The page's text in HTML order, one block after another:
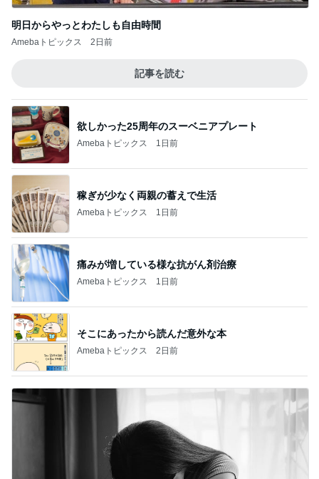
明日からやっとわたしも自由時間
Amebaトピックス 2日前
記事を読む
欲しかった25周年のスーベニアプレート
Amebaトピックス 1日前
稼ぎが少なく両親の蓄えで生活
Amebaトピックス 1日前
痛みが増している様な抗がん剤治療
Amebaトピックス 1日前
そこにあったから読んだ意外な本
Amebaトピックス 2日前